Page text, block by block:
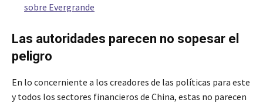
sobre Evergrande
Las autoridades parecen no sopesar el
peligro
En lo concerniente a los creadores de las políticas para este
y todos los sectores financieros de China, estas no parecen